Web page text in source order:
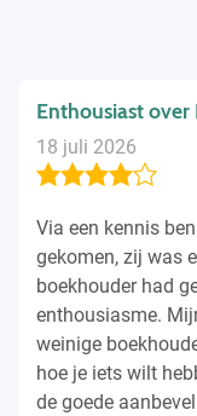
Enthousiast
18 juli 2026
Via een kennis
gekomen, zij was
boekhouder had
enthousiasme.
weinige
hoe je iets wilt
de goede